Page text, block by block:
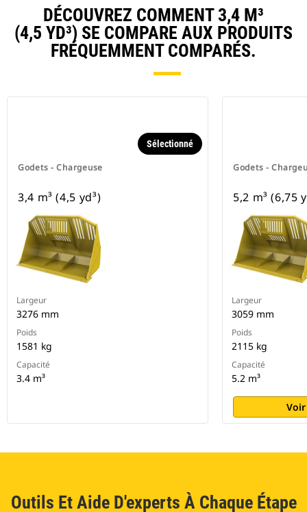
DÉCOUVREZ COMMENT 3,4 M³
(4,5 YD³) SE COMPARE AUX PRODUITS
FRÉQUEMMENT COMPARÉS.
Godets - Chargeuse
Sélectionné
3,4 m³ (4,5 yd³)
Largeur
3276 mm
Poids
1581 kg
Capacité
3.4 m³
Godets -
5,2 m³ (6,75
Largeur
3059 mm
Poids
2115 kg
Capacité
5.2 m³
Outils Et Aide D'experts À Chaque Étape